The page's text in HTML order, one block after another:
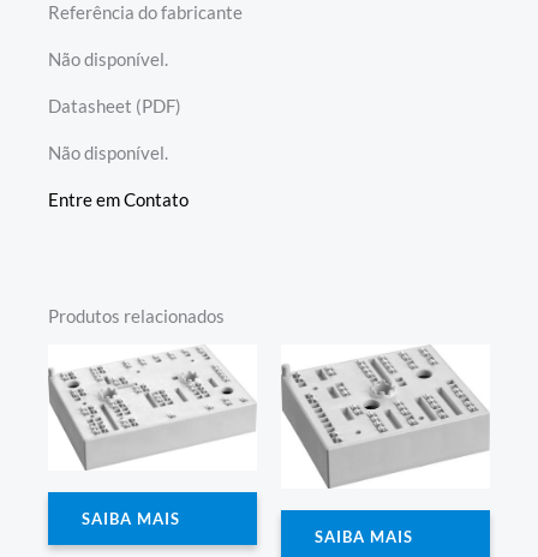
Referência do fabricante
Não disponível.
Datasheet (PDF)
Não disponível.
Entre em Contato
Produtos relacionados
SAIBA MAIS
SAIBA MAIS